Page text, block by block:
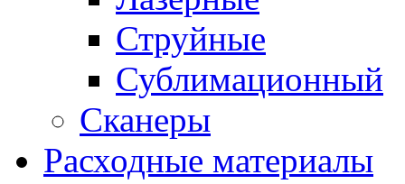
Струйные
Сублимационный
Сканеры
Расходные материалы